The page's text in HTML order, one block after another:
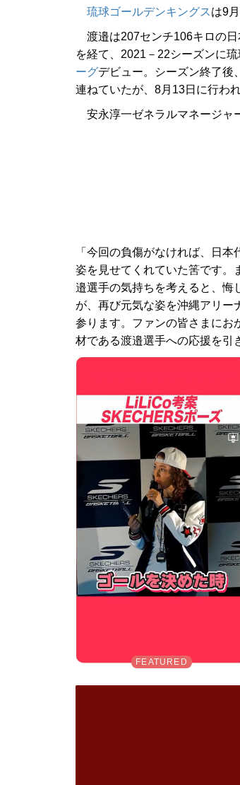
琉球ゴールデンキングスは9
渡邉は207センチ106キロの日
を経て、2021－22シーズンに
ーグデビュー。シーズン終了後
連ねていたが、8月13日に行わ
安永淳一ゼネラルマネージャ
「今回の負傷がなければ、日
姿を見せてくれていた筈です。
邉選手の気持ちを考えると、悔
が、再び元気な姿を沖縄アリー
参ります。ファンの皆さまにお
材である渡邉選手への応援を引